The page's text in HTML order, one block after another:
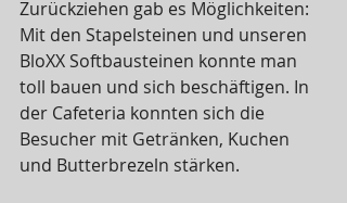
Zurückziehen gab es Möglichkeiten:
Mit den Stapelsteinen und unseren
BloXX Softbausteinen konnte man
toll bauen und sich beschäftigen. In
der Cafeteria konnten sich die
Besucher mit Getränken, Kuchen
und Butterbrezeln stärken.